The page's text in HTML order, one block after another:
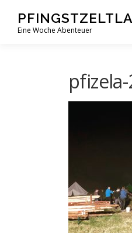
Inhalt
springenEine Woche Abenteuer